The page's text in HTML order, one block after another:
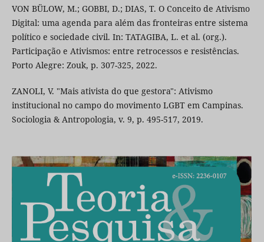
VON BÜLOW, M.; GOBBI, D.; DIAS, T. O Conceito de Ativismo
Digital: uma agenda para além das fronteiras entre sistema
político e sociedade civil. In: TATAGIBA, L. et al. (org.).
Participação e Ativismos: entre retrocessos e resistências.
Porto Alegre: Zouk, p. 307-325, 2022.
ZANOLI, V. "Mais ativista do que gestora": Ativismo
institucional no campo do movimento LGBT em Campinas.
Sociologia & Antropologia, v. 9, p. 495-517, 2019.